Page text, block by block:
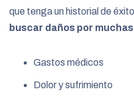
que tenga un historial de
buscar daños por
Gastos médicos
Dolor y sufrimiento